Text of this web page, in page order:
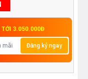
TỚI 3.050.000Đ
Đăng ký ngay